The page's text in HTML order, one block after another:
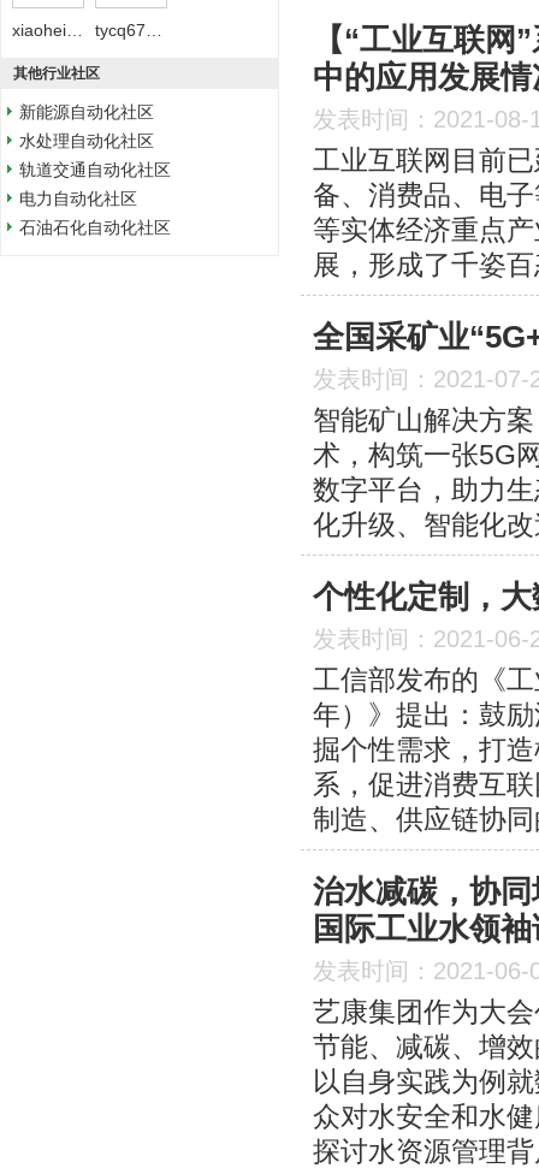
其他行业社区
新能源自动化社区
水处理自动化社区
轨道交通自动化社区
电力自动化社区
石油石化自动化社区
【“工业互联
中的应用发展
发表时间：2021-08-
工业互联网目前
备、消费品、电
等实体经济重点
展，形成了千姿
全国采矿业
发表时间：2021-07-
智能矿山解决方
术，构筑一张5G
数字平台，助力
化升级、智能化
个性化定制，
发表时间：2021-06-
工信部发布的《
年）》提出：鼓
掘个性需求，打
系，促进消费互
制造、供应链协
治水减碳，协
国际工业水领
发表时间：2021-06-
艺康集团作为大
节能、减碳、增
以自身实践为例
众对水安全和水
探讨水资源管理